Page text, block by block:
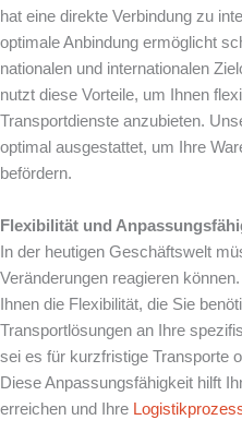
hat eine direkte Verbindung zu
optimale Anbindung ermöglicht
nationalen und internationalen
nutzt diese Vorteile, um Ihnen
Transportdienste anzubieten.
optimal ausgestattet, um Ihre
befördern.
Flexibilität und
In der heutigen Geschäftswelt
Veränderungen reagieren können.
Ihnen die Flexibilität, die Sie
Transportlösungen an Ihre
sei es für kurzfristige Transporte
Diese Anpassungsfähigkeit hilft
erreichen und Ihre